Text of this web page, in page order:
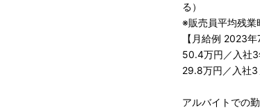
る）
※販売員平均残業
【月給例 2023年
50.4万円／入社3
29.8万円／入社3
アルバイトでの